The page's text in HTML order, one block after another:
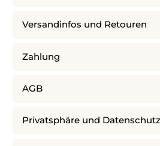
Versandinfos und Retouren
Zahlung
AGB
Privatsphäre und Datenschutz